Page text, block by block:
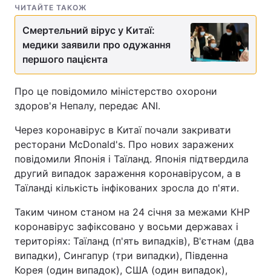
ЧИТАЙТЕ ТАКОЖ
Смертельний вірус у Китаї:
медики заявили про одужання
першого пацієнта
Про це повідомило міністерство охорони
здоров'я Непалу, передає ANI.
Через коронавірус в Китаї почали закривати
ресторани McDonald's. Про нових заражених
повідомили Японія і Таїланд. Японія підтвердила
другий випадок зараження коронавірусом, а в
Таїланді кількість інфікованих зросла до п'яти.
Таким чином станом на 24 січня за межами КНР
коронавірус зафіксовано у восьми державах і
територіях: Таїланд (п'ять випадків), В'єтнам (два
випадки), Сингапур (три випадки), Південна
Корея (один випадок), США (один випадок),